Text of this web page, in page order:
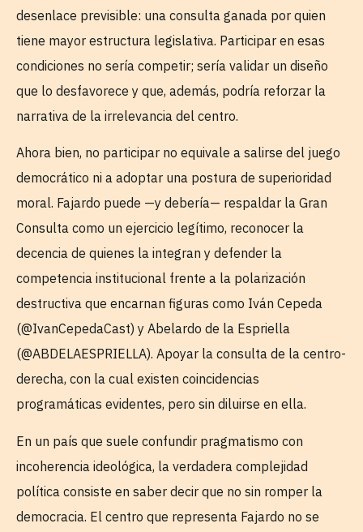
desenlace previsible: una consulta ganada por quien
tiene mayor estructura legislativa. Participar en esas
condiciones no sería competir; sería validar un diseño
que lo desfavorece y que, además, podría reforzar la
narrativa de la irrelevancia del centro.
Ahora bien, no participar no equivale a salirse del juego
democrático ni a adoptar una postura de superioridad
moral. Fajardo puede —y debería— respaldar la Gran
Consulta como un ejercicio legítimo, reconocer la
decencia de quienes la integran y defender la
competencia institucional frente a la polarización
destructiva que encarnan figuras como Iván Cepeda
(@IvanCepedaCast) y Abelardo de la Espriella
(@ABDELAESPRIELLA). Apoyar la consulta de la centro-
derecha, con la cual existen coincidencias
programáticas evidentes, pero sin diluirse en ella.
En un país que suele confundir pragmatismo con
incoherencia ideológica, la verdadera complejidad
política consiste en saber decir que no sin romper la
democracia. El centro que representa Fajardo no se